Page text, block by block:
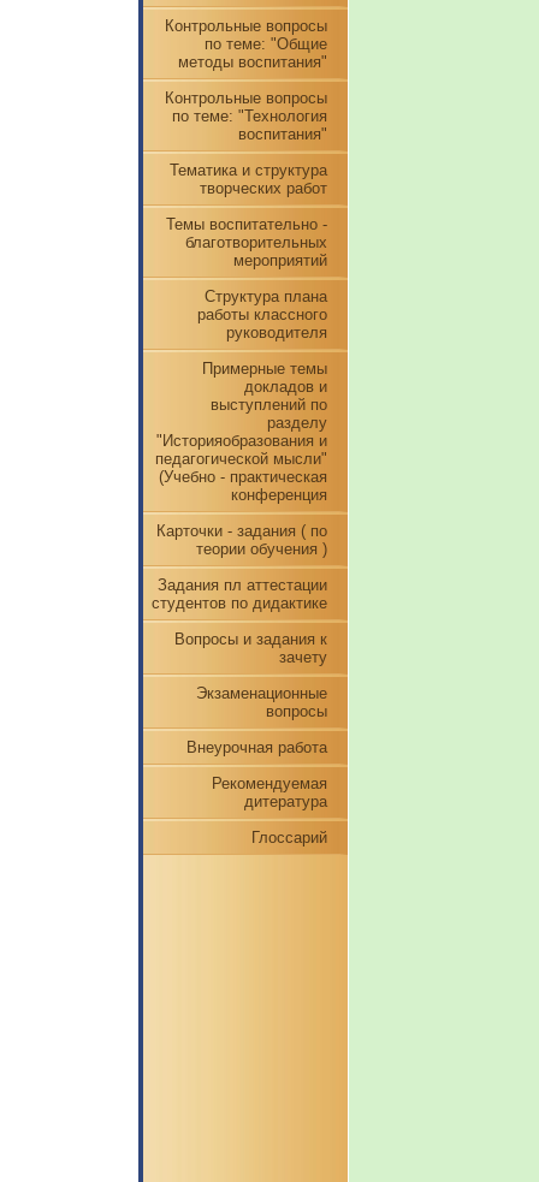
Контрольные вопросы
по теме: "Общие
методы воспитания"
Контрольные вопросы
по теме: "Технология
воспитания"
Тематика и структура
творческих работ
Темы воспитательно -
благотворительных
мероприятий
Структура плана
работы классного
руководителя
Примерные темы
докладов и
выступлений по
разделу
"Историяобразования и
педагогической мысли"
(Учебно - практическая
конференция
Карточки - задания ( по
теории обучения )
Задания пл аттестации
студентов по дидактике
Вопросы и задания к
зачету
Экзаменационные
вопросы
Внеурочная работа
Рекомендуемая
дитература
Глоссарий